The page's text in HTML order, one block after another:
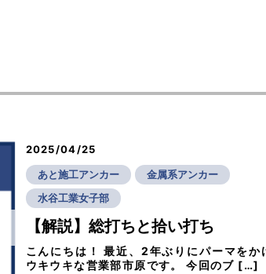
2025/04/25
あと施工アンカー
金属系アンカー
水谷工業女子部
【解説】総打ちと拾い打ち
こんにちは！ 最近、2年ぶりにパーマをか
ウキウキな営業部市原です。 今回のブ […]